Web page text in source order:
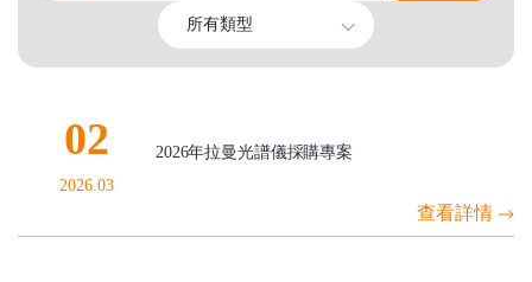
所有類型
02
2026.03
2026年拉曼光譜儀採購專案
查看詳情